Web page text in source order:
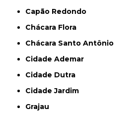
Capão Redondo
Chácara Flora
Chácara Santo Antônio
Cidade Ademar
Cidade Dutra
Cidade Jardim
Grajau